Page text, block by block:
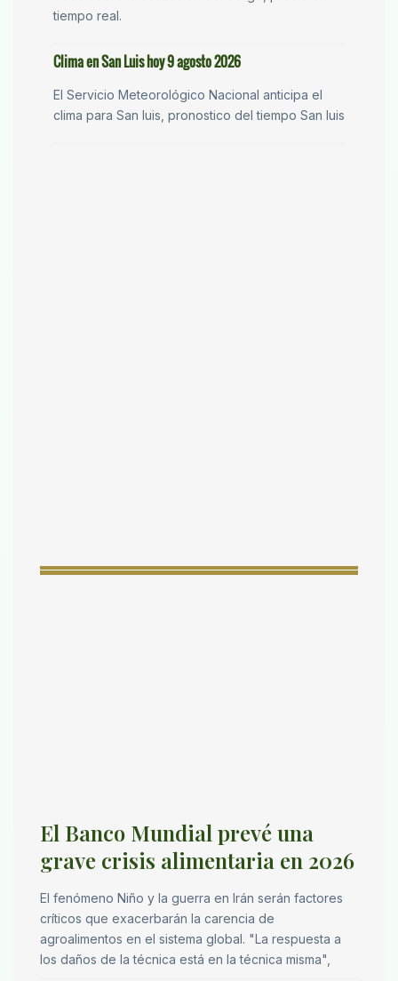
tiempo real.
Clima en San Luis hoy 9 agosto 2026
El Servicio Meteorológico Nacional anticipa el
clima para San luis, pronostico del tiempo San luis
El Banco Mundial prevé una
grave crisis alimentaria en 2026
El fenómeno Niño y la guerra en Irán serán factores
críticos que exacerbarán la carencia de
agroalimentos en el sistema global. "La respuesta a
los daños de la técnica está en la técnica misma",